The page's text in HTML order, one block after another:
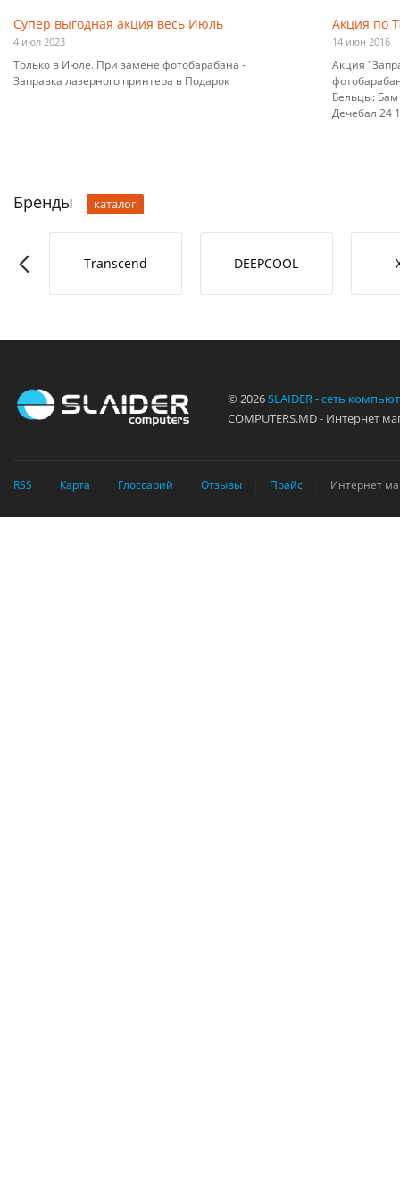
Супер выгодная акция весь Июль
4 июл 2023
Только в Июле. При замене фотобарабана -
Заправка лазерного принтера в Подарок
Акция по
14 июн 2016
Акция
Бельцы: Бам
Дечебал 24
Бренды каталог
L Transcend DEEPCOOL
© 2026SLAIDER - сеть
COMPUTERS.MD - Интернет
RSS Карта Глоссарий Отзывы Прайс Интернет